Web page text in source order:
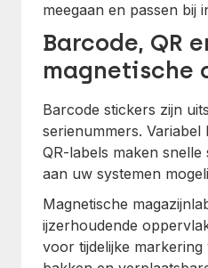
meegaan en passen bij
Barcode, QR
magnetische
Barcode stickers zijn
serienummers.
QR-labels maken
aan uw systemen
Magnetische
ijzerhoudende
voor tijdelijke markering